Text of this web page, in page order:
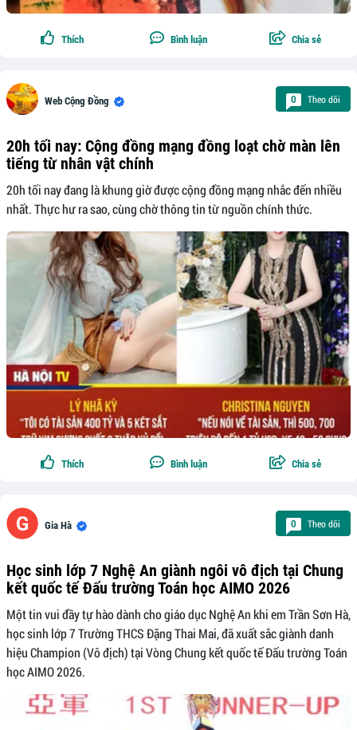
Thích Bình luận Chia sẻ
Web Cộng Đồng 0 Theo dõi
20h tối nay: Cộng đồng mạng đồng loạt chờ màn lên
tiếng từ nhân vật chính
20h tối nay đang là khung giờ được cộng đồng mạng nhắc đến nhiều
nhất. Thực hư ra sao, cùng chờ thông tin từ nguồn chính thức.
Thích Bình luận Chia sẻ
Gia Hà 0 Theo dõi
Học sinh lớp 7 Nghệ An giành ngôi vô địch tại Chung
kết quốc tế Đấu trường Toán học AIMO 2026
Một tin vui đầy tự hào dành cho giáo dục Nghệ An khi em Trần Sơn Hà,
học sinh lớp 7 Trường THCS Đặng Thai Mai, đã xuất sắc giành danh
hiệu Champion (Vô địch) tại Vòng Chung kết quốc tế Đấu trường Toán
học AIMO 2026.